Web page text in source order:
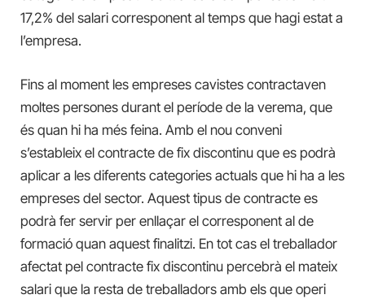
17,2% del salari corresponent al temps que hagi estat a
l’empresa.
Fins al moment les empreses cavistes contractaven
moltes persones durant el període de la verema, que
és quan hi ha més feina. Amb el nou conveni
s’estableix el contracte de fix discontinu que es podrà
aplicar a les diferents categories actuals que hi ha a les
empreses del sector. Aquest tipus de contracte es
podrà fer servir per enllaçar el corresponent al de
formació quan aquest finalitzi. En tot cas el treballador
afectat pel contracte fix discontinu percebrà el mateix
salari que la resta de treballadors amb els que operi